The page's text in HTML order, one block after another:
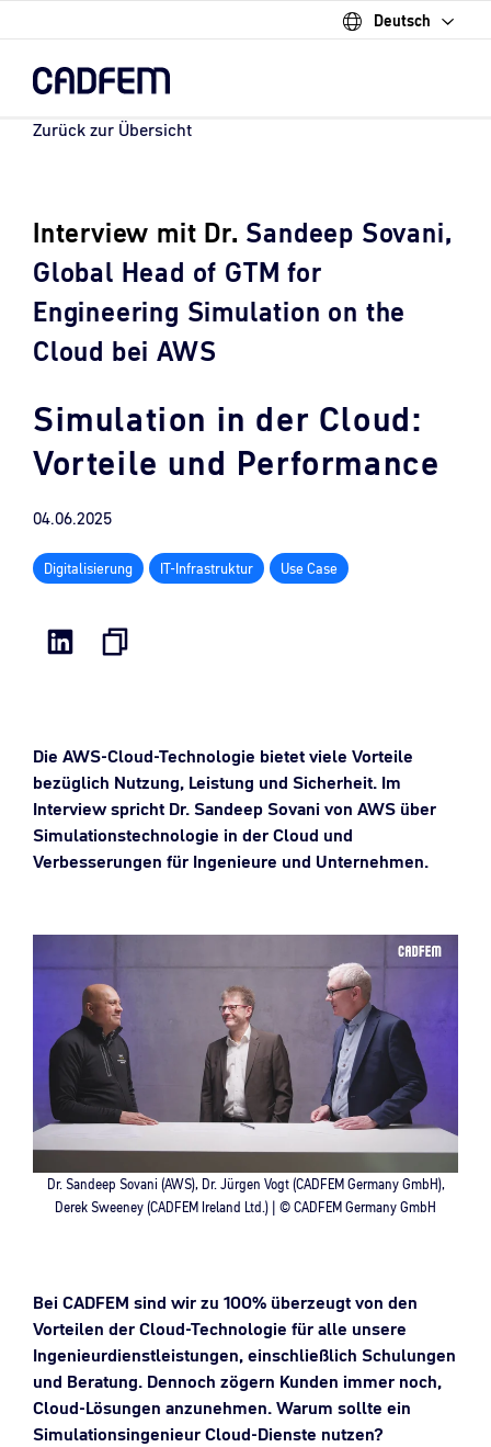
Deutsch
content.
Zurück zur Übersicht
Interview mit Dr. Sandeep Sovani,
Global Head of GTM for
Engineering Simulation on the
Cloud bei AWS
Simulation in der Cloud:
Vorteile und Performance
04.06.2025
Digitalisierung IT-Infrastruktur Use Case
Die AWS-Cloud-Technologie bietet viele Vorteile
bezüglich Nutzung, Leistung und Sicherheit. Im
Interview spricht Dr. Sandeep Sovani von AWS über
Simulationstechnologie in der Cloud und
Verbesserungen für Ingenieure und Unternehmen.
Dr. Sandeep Sovani (AWS), Dr. Jürgen Vogt (CADFEM Germany GmbH),
Derek Sweeney (CADFEM Ireland Ltd.) | © CADFEM Germany GmbH
Bei CADFEM sind wir zu 100% überzeugt von den
Vorteilen der Cloud-Technologie für alle unsere
Ingenieurdienstleistungen, einschließlich Schulungen
und Beratung. Dennoch zögern Kunden immer noch,
Cloud-Lösungen anzunehmen. Warum sollte ein
Simulationsingenieur Cloud-Dienste nutzen?